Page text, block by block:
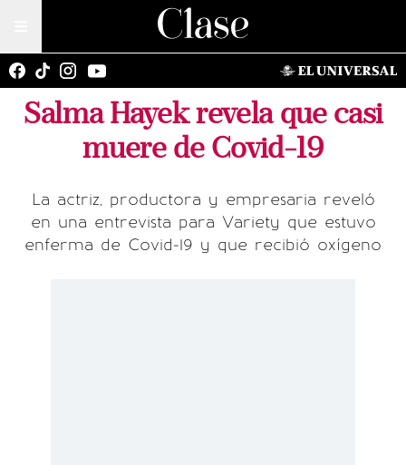
Salma Hayek revela que casi
muere de Covid-19
La actriz, productora y empresaria reveló
en una entrevista para Variety que estuvo
enferma de Covid-19 y que recibió oxígeno